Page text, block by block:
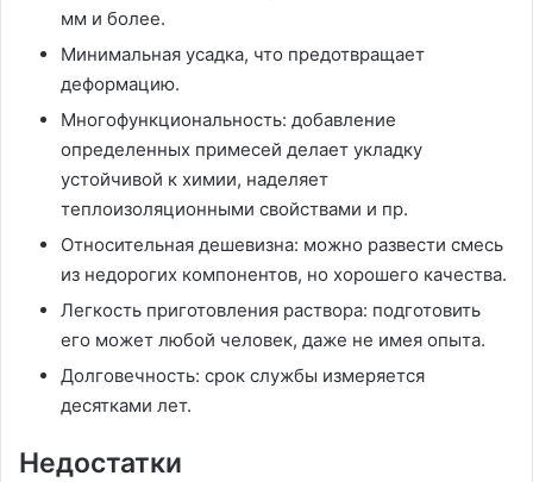
мм и более.
Минимальная усадка, что предотвращает
деформацию.
Многофункциональность: добавление
определенных примесей делает укладку
устойчивой к химии, наделяет
теплоизоляционными свойствами и пр.
Относительная дешевизна: можно развести смесь
из недорогих компонентов, но хорошего качества.
Легкость приготовления раствора: подготовить
его может любой человек, даже не имея опыта.
Долговечность: срок службы измеряется
десятками лет.
Недостатки